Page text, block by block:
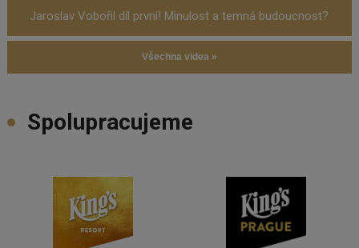
Jaroslav Vobořil díl první! Minulost a temná budoucnost?
Všechna videa »
Spolupracujeme